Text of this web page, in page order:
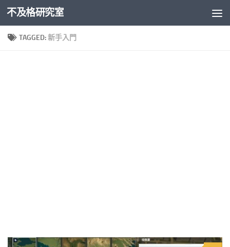
Skip to content
不及格研究室
TAGGED:新手入門